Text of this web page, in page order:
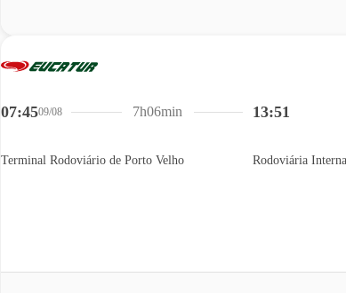
07:4509/08
Terminal Rodoviário de Porto Velho
13:51
Rodoviária
7h06min